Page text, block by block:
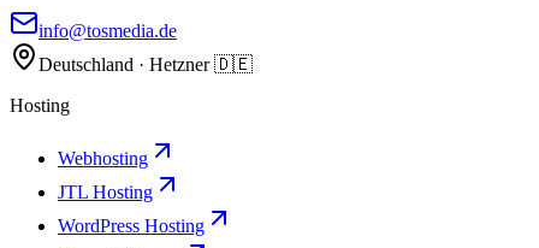
info@tosmedia.de
Deutschland · Hetzner 🇩🇪
Hosting
Webhosting
JTL Hosting
WordPress Hosting